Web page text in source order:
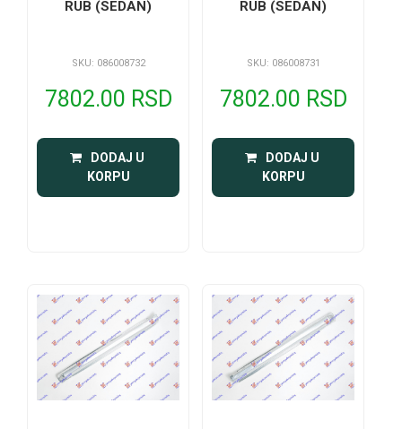
RUB (SEDAN)
SKU: 086008732
7802.00 RSD
DODAJ U
KORPU
RUB (SEDAN)
SKU: 086008731
7802.00 RSD
DODAJ U
KORPU